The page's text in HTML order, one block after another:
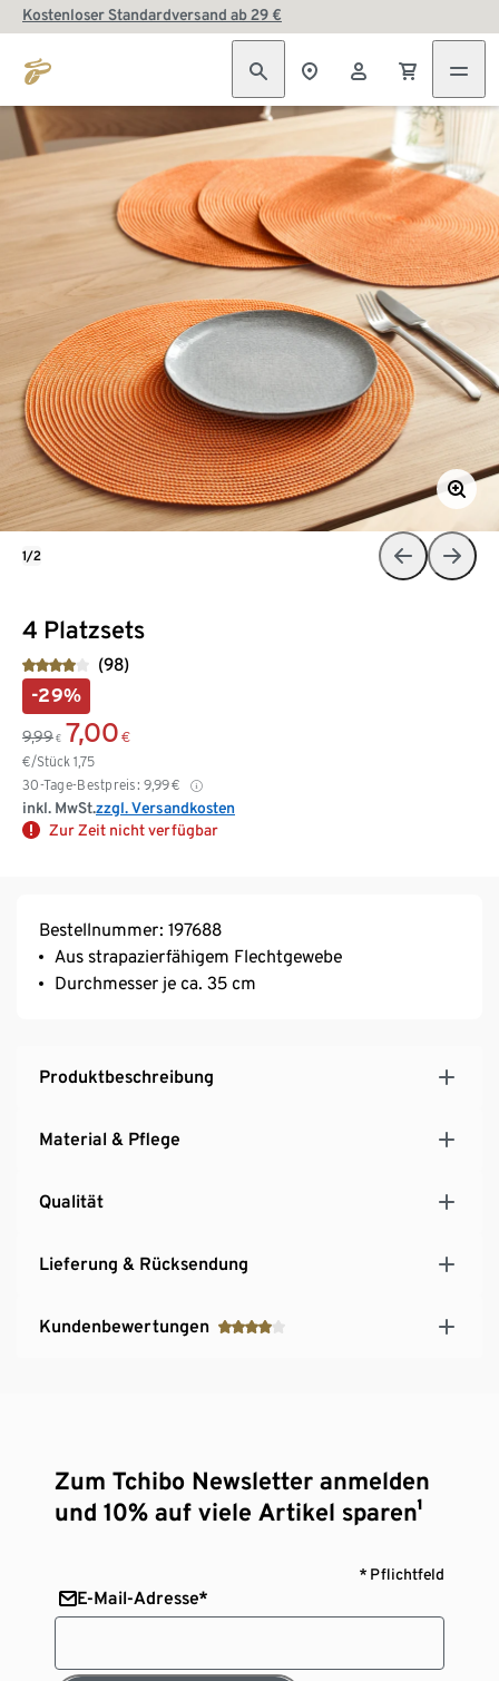
Kostenloser Standardversand ab 29 €
4 Platzsets
(98)
-29%
9,99 € 7,00 €
€/Stück 1,75
30-Tage-Bestpreis: 9,99€
inkl. MwSt.zzgl. Versandkosten
Zur Zeit nicht verfügbar
1/2
Bestellnummer: 197688
Aus strapazierfähigem Flechtgewebe
Durchmesser je ca. 35 cm
Produktbeschreibung
Material & Pflege
Qualität
Lieferung & Rücksendung
Kundenbewertungen
Zum Tchibo Newsletter anmelden
und 10% auf viele Artikel sparen¹
* Pflichtfeld
E-Mail-Adresse*